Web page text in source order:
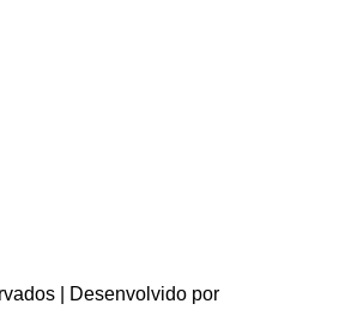
| Desenvolvido por